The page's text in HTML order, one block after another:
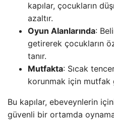
kapılar, çocukların
azaltır.
Oyun Alanlarında:
getirerek çocukların
tanır.
Mutfakta: Sıcak
korunmak için mutfak
Bu kapılar, ebeveynlerin
güvenli bir ortamda